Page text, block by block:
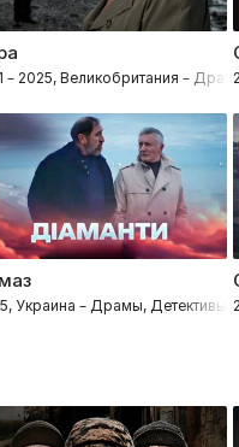
Криминал, Детективы
– 2025, Великобритания –
Украина – Драмы, Детективы,